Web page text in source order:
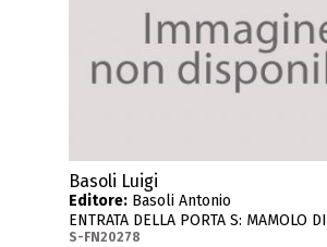
Basoli Luigi
Editore: Basoli Antonio
ENTRATA DELLA PORTA S: MAMOLO
S-FN20278